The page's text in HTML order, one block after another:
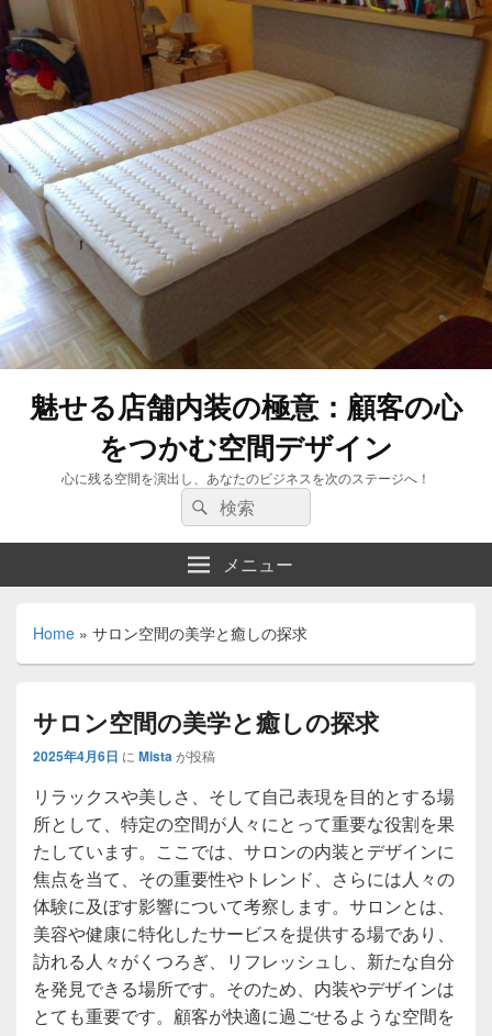
魅せる店舗内装の極意：顧客の心
をつかむ空間デザイン
心に残る空間を演出し、あなたのビジネスを次のステージへ！
検
索:
検
索
メニュー
Home » サロン空間の美学と癒しの探求
サロン空間の美学と癒しの探求
2025年4月6日 に Mistaが投稿
リラックスや美しさ、そして自己表現を目的とする場
所として、特定の空間が人々にとって重要な役割を果
たしています。 ここでは、サロンの内装とデザインに
焦点を当て、その重要性やトレンド、さらには人々の
体験に及ぼす影響について考察します。サロンとは、
美容や健康に特化したサービスを提供する場であり、
訪れる人々がくつろぎ、リフレッシュし、新たな自分
を発見できる場所です。そのため、内装やデザインは
とても重要です。顧客が快適に過ごせるような空間を